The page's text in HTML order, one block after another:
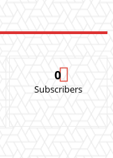
0
Subscribers